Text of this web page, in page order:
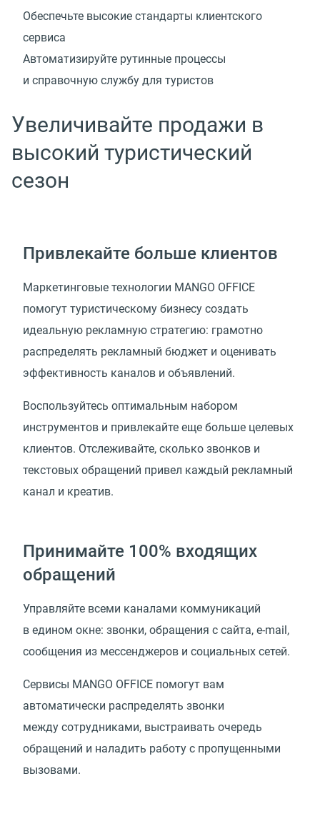
Обеспечьте высокие стандарты клиентского
сервиса
Автоматизируйте рутинные процессы
и справочную службу для туристов
Увеличивайте продажи в
высокий туристический
сезон
Привлекайте больше клиентов
Маркетинговые технологии MANGO OFFICE
помогут туристическому бизнесу создать
идеальную рекламную стратегию: грамотно
распределять рекламный бюджет и оценивать
эффективность каналов и объявлений.
Воспользуйтесь оптимальным набором
инструментов и привлекайте еще больше целевых
клиентов. Отслеживайте, сколько звонков и
текстовых обращений привел каждый рекламный
канал и креатив.
Принимайте 100% входящих
обращений
Управляйте всеми каналами коммуникаций
в едином окне: звонки, обращения с сайта, e-mail,
сообщения из мессенджеров и социальных сетей.
Сервисы MANGO OFFICE помогут вам
автоматически распределять звонки
между сотрудниками, выстраивать очередь
обращений и наладить работу с пропущенными
вызовами.